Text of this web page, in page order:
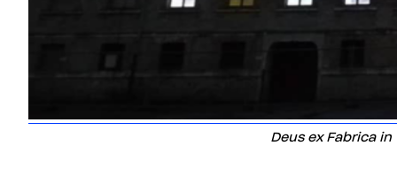
Deus ex Fabrica